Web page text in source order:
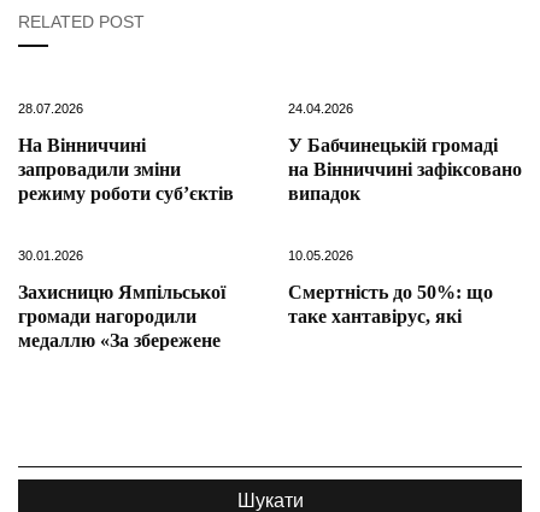
RELATED POST
28.07.2026
На Вінниччині
запровадили зміни
режиму роботи суб’єктів
24.04.2026
У Бабчинецькій громаді
на Вінниччині зафіксовано
випадок
30.01.2026
Захисницю Ямпільської
громади нагородили
медаллю «За збережене
10.05.2026
Смертність до 50%: що
таке хантавірус, які